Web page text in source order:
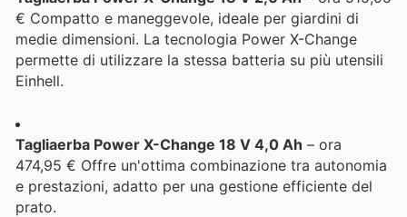
€ Compatto e maneggevole, ideale per giardini di
medie dimensioni. La tecnologia Power X-Change
permette di utilizzare la stessa batteria su più utensili
Einhell.
Tagliaerba Power X-Change 18 V 4,0 Ah – ora
474,95 € Offre un'ottima combinazione tra autonomia
e prestazioni, adatto per una gestione efficiente del
prato.